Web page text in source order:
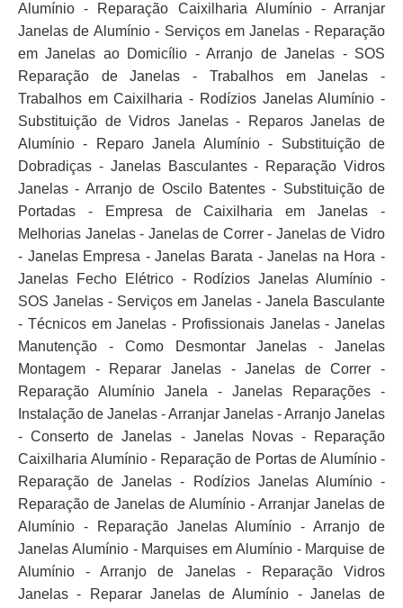
Alumínio - Reparação Caixilharia Alumínio - Arranjar
Janelas de Alumínio - Serviços em Janelas - Reparação
em Janelas ao Domicílio - Arranjo de Janelas - SOS
Reparação de Janelas - Trabalhos em Janelas -
Trabalhos em Caixilharia - Rodízios Janelas Alumínio -
Substituição de Vidros Janelas - Reparos Janelas de
Alumínio - Reparo Janela Alumínio - Substituição de
Dobradiças - Janelas Basculantes - Reparação Vidros
Janelas - Arranjo de Oscilo Batentes - Substituição de
Portadas - Empresa de Caixilharia em Janelas -
Melhorias Janelas - Janelas de Correr - Janelas de Vidro
- Janelas Empresa - Janelas Barata - Janelas na Hora -
Janelas Fecho Elétrico - Rodízios Janelas Alumínio -
SOS Janelas - Serviços em Janelas - Janela Basculante
- Técnicos em Janelas - Profissionais Janelas - Janelas
Manutenção - Como Desmontar Janelas - Janelas
Montagem - Reparar Janelas - Janelas de Correr -
Reparação Alumínio Janela - Janelas Reparações -
Instalação de Janelas - Arranjar Janelas - Arranjo Janelas
- Conserto de Janelas - Janelas Novas - Reparação
Caixilharia Alumínio - Reparação de Portas de Alumínio -
Reparação de Janelas - Rodízios Janelas Alumínio -
Reparação de Janelas de Alumínio - Arranjar Janelas de
Alumínio - Reparação Janelas Alumínio - Arranjo de
Janelas Alumínio - Marquises em Alumínio - Marquise de
Alumínio - Arranjo de Janelas - Reparação Vidros
Janelas - Reparar Janelas de Alumínio - Janelas de